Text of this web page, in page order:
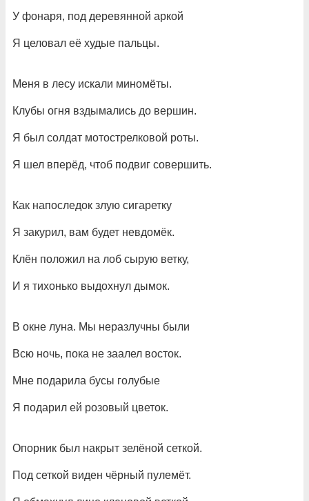
У фонаря, под деревянной аркой
Я целовал её худые пальцы.
Меня в лесу искали миномёты.
Клубы огня вздымались до вершин.
Я был солдат мотострелковой роты.
Я шел вперёд, чтоб подвиг совершить.
Как напоследок злую сигаретку
Я закурил, вам будет невдомёк.
Клён положил на лоб сырую ветку,
И я тихонько выдохнул дымок.
В окне луна. Мы неразлучны были
Всю ночь, пока не заалел восток.
Мне подарила бусы голубые
Я подарил ей розовый цветок.
Опорник был накрыт зелёной сеткой.
Под сеткой виден чёрный пулемёт.